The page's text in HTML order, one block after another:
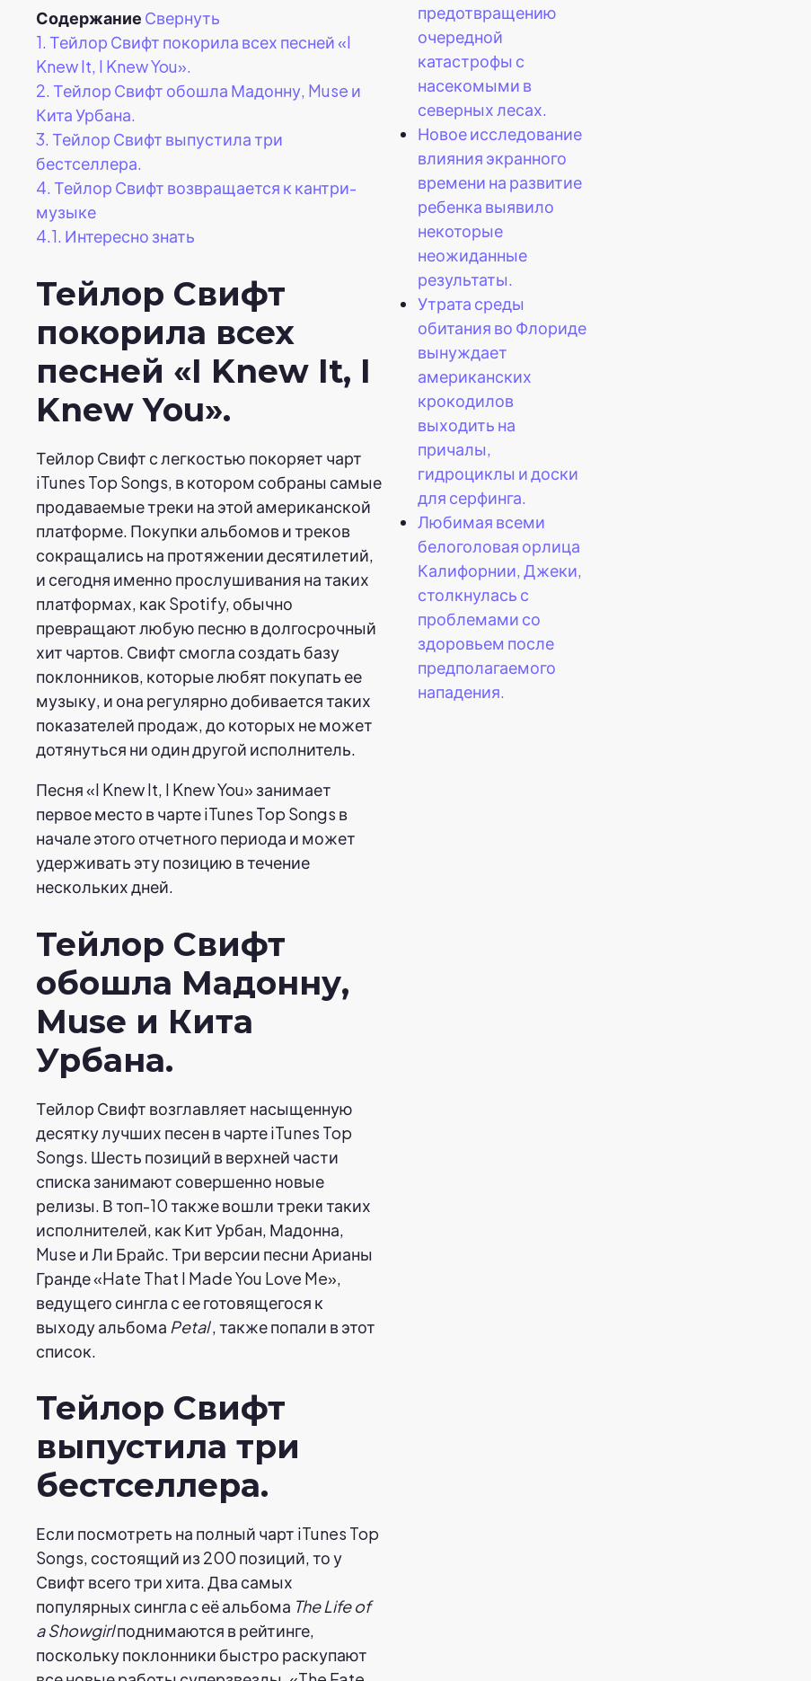
Содержание Свернуть
1. Тейлор Свифт покорила всех песней «I
Knew It, I Knew You».
2. Тейлор Свифт обошла Мадонну, Muse и
Кита Урбана.
3. Тейлор Свифт выпустила три
бестселлера.
4. Тейлор Свифт возвращается к кантри-
музыке
4.1. Интересно знать
Тейлор Свифт
покорила всех
песней «I Knew It, I
Knew You».
Тейлор Свифт с легкостью покоряет чарт
iTunes Top Songs, в котором собраны самые
продаваемые треки на этой американской
платформе. Покупки альбомов и треков
сокращались на протяжении десятилетий,
и сегодня именно прослушивания на таких
платформах, как Spotify, обычно
превращают любую песню в долгосрочный
хит чартов. Свифт смогла создать базу
поклонников, которые любят покупать ее
музыку, и она регулярно добивается таких
показателей продаж, до которых не может
дотянуться ни один другой исполнитель.
Песня «I Knew It, I Knew You» занимает
первое место в чарте iTunes Top Songs в
начале этого отчетного периода и может
удерживать эту позицию в течение
нескольких дней.
Тейлор Свифт
обошла Мадонну,
Muse и Кита
Урбана.
Тейлор Свифт возглавляет насыщенную
десятку лучших песен в чарте iTunes Top
Songs. Шесть позиций в верхней части
списка занимают совершенно новые
релизы. В топ-10 также вошли треки таких
исполнителей, как Кит Урбан, Мадонна,
Muse и Ли Брайс. Три версии песни Арианы
Гранде «Hate That I Made You Love Me»,
ведущего сингла с ее готовящегося к
выходу альбома Petal, также попали в этот
список.
Тейлор Свифт
выпустила три
бестселлера.
Если посмотреть на полный чарт iTunes Top
Songs, состоящий из 200 позиций, то у
Свифт всего три хита. Два самых
популярных сингла с её альбома The Life of
a Showgirlподнимаются в рейтинге,
поскольку поклонники быстро раскупают
предотвращению
очередной
катастрофы с
насекомыми в
северных лесах.
Новое исследование
влияния экранного
времени на развитие
ребенка выявило
некоторые
неожиданные
результаты.
Утрата среды
обитания во Флориде
вынуждает
американских
крокодилов
выходить на
причалы,
гидроциклы и доски
для серфинга.
Любимая всеми
белоголовая орлица
Калифорнии, Джеки,
столкнулась с
проблемами со
здоровьем после
предполагаемого
нападения.